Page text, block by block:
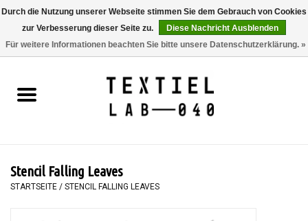
0 Artikel - €0,00
BÜCHER
MALEN
Stencil Falling Leaves
STARTSEITE / STENCIL FALLING LEAVES
Durch die Nutzung unserer Webseite stimmen Sie dem Gebrauch von Cookies
zur Verbesserung dieser Seite zu.
Diese Nachricht Ausblenden
Für weitere Informationen beachten Sie bitte unsere Datenschutzerklärung. »